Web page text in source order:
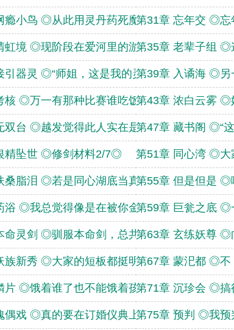
瘾小鸟 ◎从此用灵丹药死魔族的几第31章 忘年交 ◎忘
虹境 ◎现阶段在爱河里的游泳搭子第35章 老辈子组 ◎
引器灵 ◎“师姐，这是我的灵兽。第39章 入谲海 ◎另
核 ◎万一有那种比赛谁吃饭更快的第43章 浓白云雾
双台 ◎越发觉得此人实在是高深莫第47章 藏书阁 ◎“
精坠世 ◎修剑材料2/7◎ 第51章 同心湾 ◎
桑脂泪 ◎若是同心湖底当真藏有扶第55章 但是但是 ◎
浴 ◎我总觉得像是在被你金屋藏娇第59章 巨瓮之底 ◎
命灵剑 ◎驯服本命剑，总共有三种第63章 玄练妖尊 ◎
族新秀 ◎大家的短板都挺明显的。第67章 蒙汜都 ◎
片 ◎饿着谁了也不能饿着孩子啊。第71章 沉珍会 ◎搞
偶戏 ◎真的要在订婚仪典上演这个第75章 预判 ◎我